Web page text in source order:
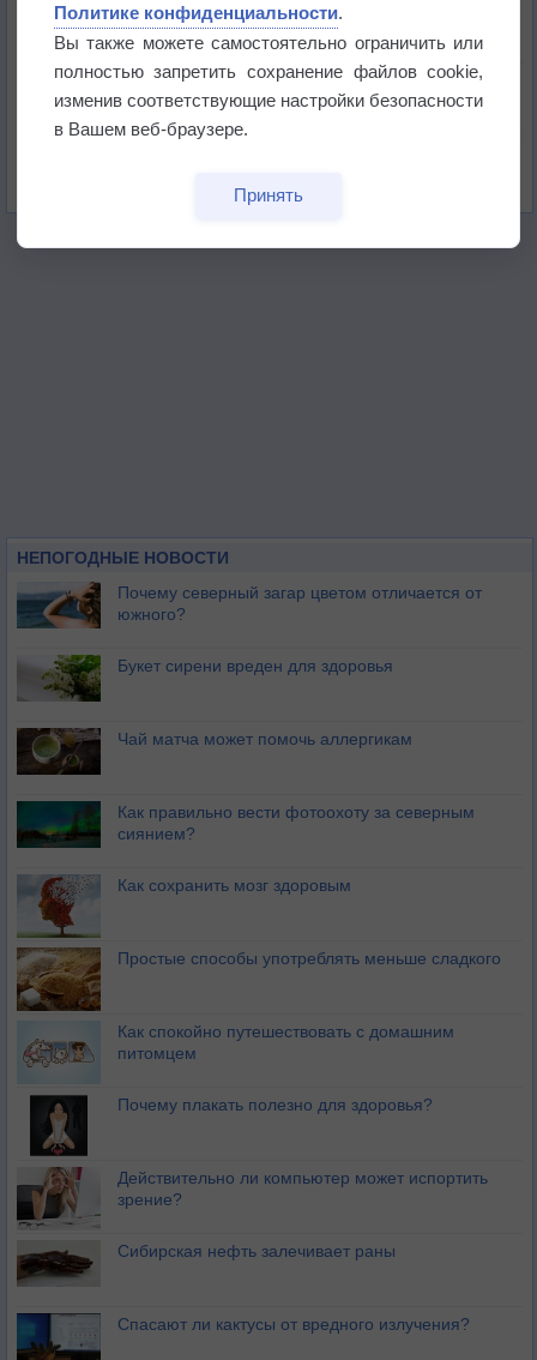
Погода в Санкт-Петербурге 6 августа
Погода в Москве 6 августа
НЕПОГОДНЫЕ НОВОСТИ
Почему северный загар цветом отличается от
южного?
Букет сирени вреден для здоровья
Чай матча может помочь аллергикам
Как правильно вести фотоохоту за северным
сиянием?
Как сохранить мозг здоровым
Простые способы употреблять меньше сладкого
Как спокойно путешествовать с домашним
питомцем
Почему плакать полезно для здоровья?
Действительно ли компьютер может испортить
зрение?
Сибирская нефть залечивает раны
Спасают ли кактусы от вредного излучения?
Политике конфиденциальности.
Вы также можете самостоятельно ограничить или
полностью запретить сохранение файлов cookie,
изменив соответствующие настройки безопасности
в Вашем веб-браузере.
Принять